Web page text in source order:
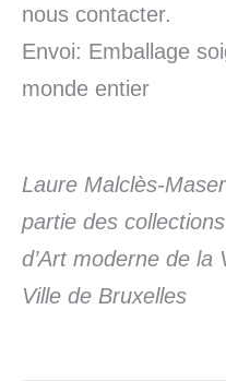
nous contacter.
Envoi: Emballage
monde entier
Laure Malclès-
partie des
d’Art moderne de la
Ville de Bruxelles